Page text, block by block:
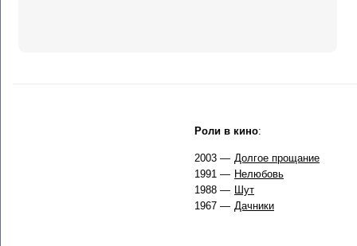
Роли в кино:
2003 — Долгое прощание
1991 — Нелюбовь
1988 — Шут
1967 — Дачники